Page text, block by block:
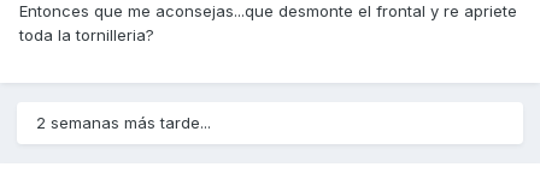
Entonces que me aconsejas...que desmonte el frontal y re apriete
toda la tornilleria?
2 semanas más tarde...